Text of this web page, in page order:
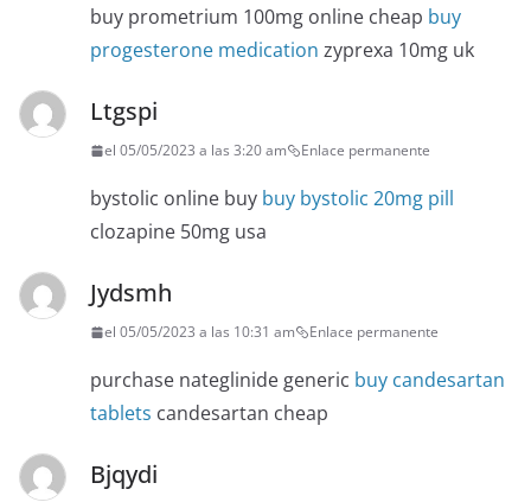
buy prometrium 100mg online cheap buy
progesterone medication zyprexa 10mg uk
Ltgspi
el 05/05/2023 a las 3:20 am Enlace permanente
bystolic online buy buy bystolic 20mg pill
clozapine 50mg usa
Jydsmh
el 05/05/2023 a las 10:31 am Enlace permanente
purchase nateglinide generic buy candesartan
tablets candesartan cheap
Bjqydi